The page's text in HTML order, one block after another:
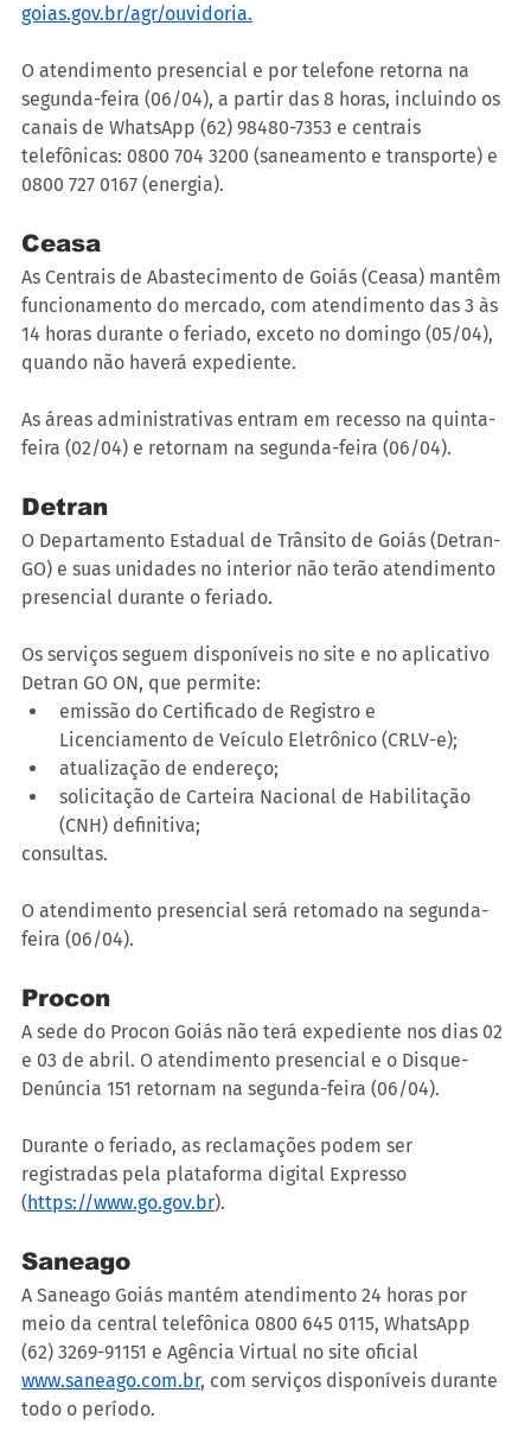
goias.gov.br/agr/ouvidoria.
O atendimento presencial e por telefone retorna na
segunda-feira (06/04), a partir das 8 horas, incluindo os
canais de WhatsApp (62) 98480-7353 e centrais
telefônicas: 0800 704 3200 (saneamento e transporte) e
0800 727 0167 (energia).
Ceasa
As Centrais de Abastecimento de Goiás (Ceasa) mantêm
funcionamento do mercado, com atendimento das 3 às
14 horas durante o feriado, exceto no domingo (05/04),
quando não haverá expediente.
As áreas administrativas entram em recesso na quinta-
feira (02/04) e retornam na segunda-feira (06/04).
Detran
O Departamento Estadual de Trânsito de Goiás (Detran-
GO) e suas unidades no interior não terão atendimento
presencial durante o feriado.
Os serviços seguem disponíveis no site e no aplicativo
Detran GO ON, que permite:
emissão do Certificado de Registro e
Licenciamento de Veículo Eletrônico (CRLV-e);
atualização de endereço;
solicitação de Carteira Nacional de Habilitação
(CNH) definitiva;
consultas.
O atendimento presencial será retomado na segunda-
feira (06/04).
Procon
A sede do Procon Goiás não terá expediente nos dias 02
e 03 de abril. O atendimento presencial e o Disque-
Denúncia 151 retornam na segunda-feira (06/04).
Durante o feriado, as reclamações podem ser
registradas pela plataforma digital Expresso
(https://www.go.gov.br).
Saneago
A Saneago Goiás mantém atendimento 24 horas por
meio da central telefônica 0800 645 0115, WhatsApp
(62) 3269-91151 e Agência Virtual no site oficial
www.saneago.com.br, com serviços disponíveis durante
todo o período.